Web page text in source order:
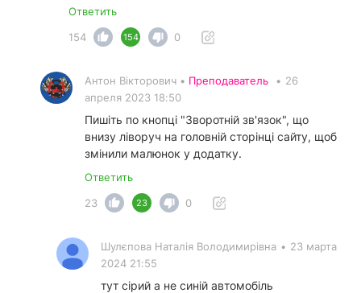
Ответить
154
154 0
Антон Вікторович • Преподаватель • 26
апреля 2023 18:50
Пишіть по кнопці "Зворотній зв'язок", що
внизу ліворуч на головній сторінці сайту, щоб
змінили малюнок у додатку.
Ответить
23
23 0
Шулєпова Наталія Володимирівна • 23 марта
2024 21:55
тут сірий а не синій автомобіль